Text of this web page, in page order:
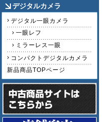
デジタルカメラ
デジタル一眼カメラ
一眼レフ
ミラーレス一眼
コンパクトデジタルカメラ
新品商品TOPページ